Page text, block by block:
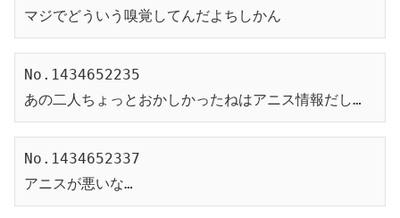
マジでどういう嗅覚してんだよちしかん
No.1434652235
あの二人ちょっとおかしかったねはアニス情報だし…
No.1434652337
アニスが悪いな…